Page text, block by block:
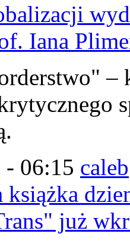
Iana
–
- 06:15 caleb
książka
już